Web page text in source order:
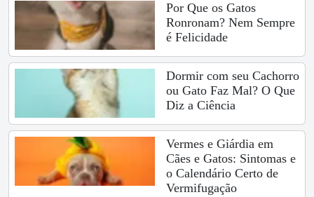
Por Que os Gatos
Ronronam? Nem Sempre
é Felicidade
Dormir com seu Cachorro
ou Gato Faz Mal? O Que
Diz a Ciência
Vermes e Giárdia em
Cães e Gatos: Sintomas e
o Calendário Certo de
Vermifugação